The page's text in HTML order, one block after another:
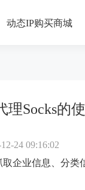
动态IP购买商城
理Socks的
24 09:16:02
企业信息、分